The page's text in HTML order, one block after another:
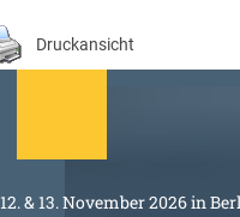
Druckansicht
12. & 13. November 2026 in